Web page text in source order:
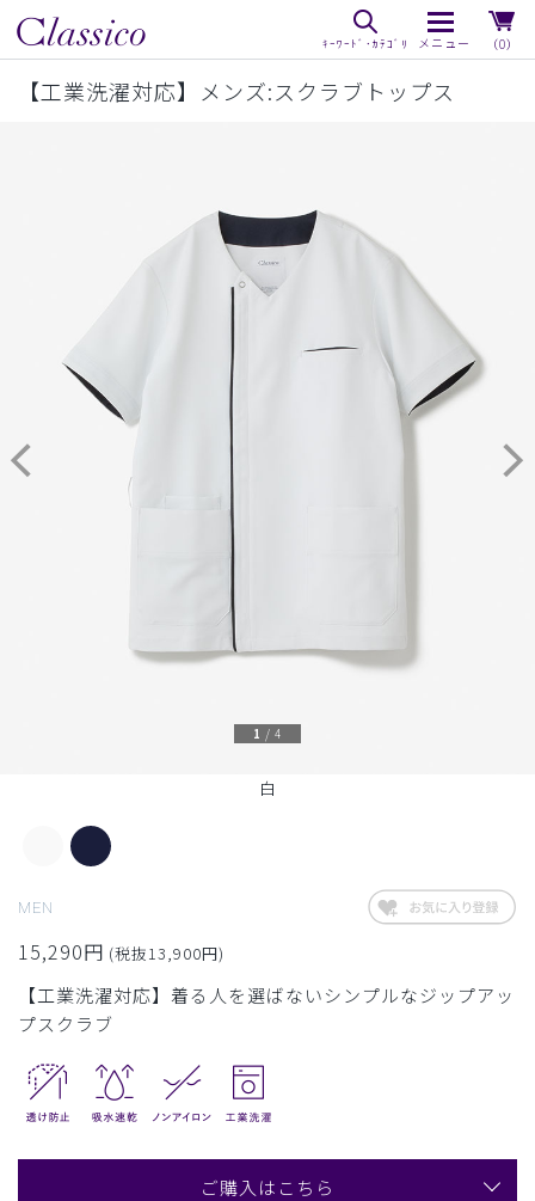
（0）
【工業洗濯対応】メンズ:スクラブトップス
白
1 / 4
MEN
15,290円 (税抜13,900円)
【工業洗濯対応】着る人を選ばないシンプルなジップアッ
プスクラブ
ご購入はこちら